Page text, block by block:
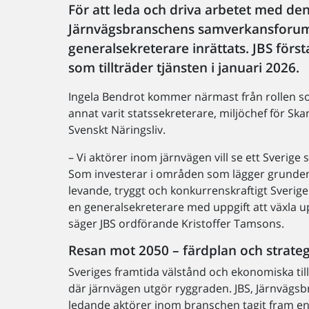
För att leda och driva arbetet med
Järnvägsbranschens
generalsekreterare inrättats. JBS
som tillträder tjänsten i januari 2026.
Ingela Bendrot kommer närmast från rollen
annat varit statssekreterare, miljöchef för
Svenskt Näringsliv.
– Vi aktörer inom järnvägen vill se ett
Som investerar i områden som lägger
levande, tryggt och konkurrenskraftigt
en generalsekreterare med uppgift att växla
säger JBS ordförande Kristoffer Tamsons.
Resan mot 2050 – färdplan och
Sveriges framtida välstånd och ekonomiska
där järnvägen utgör ryggraden. JBS,
ledande aktörer inom branschen tagit fram